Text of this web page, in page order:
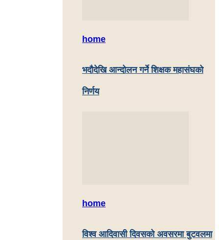
home
भदौदेखि आन्दोलन गर्ने शिक्षक महासंघको
निर्णय
home
विश्व आदिवासी दिवसको अवसरमा बुटवलमा